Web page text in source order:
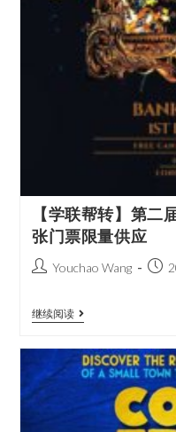
【学联帮转】第二
张门票限量供应
Youchao Wang
继续阅读